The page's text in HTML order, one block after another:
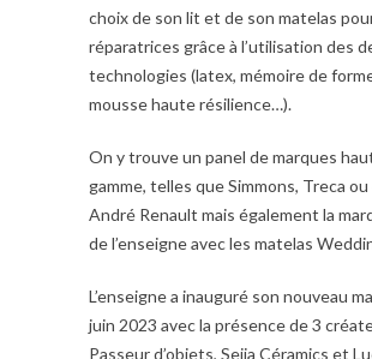
choix de son lit et de son matelas
réparatrices grâce à l’utilisation des
technologies (latex, mémoire de
mousse haute résilience…).
On y trouve un panel de marques
gamme, telles que Simmons, Treca
André Renault mais également la
de l’enseigne avec les matelas
L’enseigne a inauguré son nouveau
juin 2023 avec la présence de 3
Passeur d’objets, Seija Céramics et